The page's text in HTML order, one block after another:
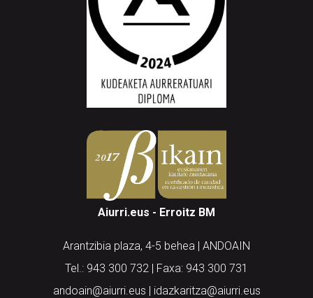
Aiurri.eus - Erroitz BM
Arantzibia plaza, 4-5 behea | ANDOAIN
Tel.: 943 300 732 | Faxa: 943 300 731
andoain@aiurri.eus | idazkaritza@aiurri.eus